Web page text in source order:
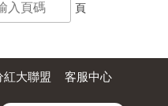
頁
紅大聯盟 客服中心